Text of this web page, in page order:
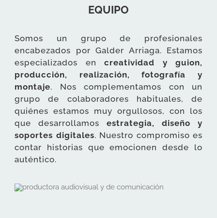
EQUIPO
Somos un grupo de profesionales
encabezados por Galder Arriaga. Estamos
especializados en creatividad y guion,
producción, realización, fotografía y
montaje. Nos complementamos con un
grupo de colaboradores habituales, de
quiénes estamos muy orgullosos, con los
que desarrollamos estrategia, diseño y
soportes digitales. Nuestro compromiso es
contar historias que emocionen desde lo
auténtico.